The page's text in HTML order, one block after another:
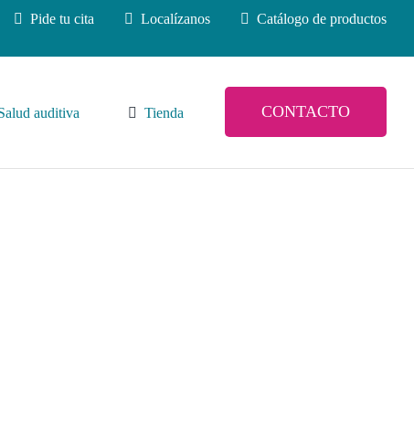
Pide tu cita Localízanos Catálogo de productos
auditiva Tienda CONTACTO